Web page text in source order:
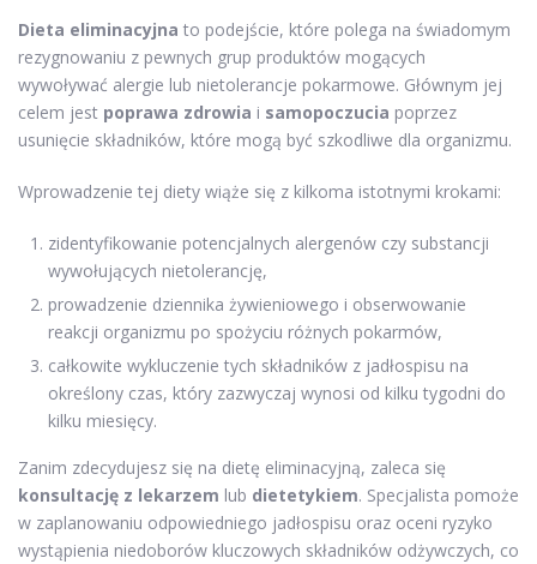
Dieta eliminacyjna to podejście, które polega na świadomym
rezygnowaniu z pewnych grup produktów mogących
wywoływać alergie lub nietolerancje pokarmowe. Głównym jej
celem jest poprawa zdrowia i samopoczucia poprzez
usunięcie składników, które mogą być szkodliwe dla organizmu.
Wprowadzenie tej diety wiąże się z kilkoma istotnymi krokami:
zidentyfikowanie potencjalnych alergenów czy substancji
wywołujących nietolerancję,
prowadzenie dziennika żywieniowego i obserwowanie
reakcji organizmu po spożyciu różnych pokarmów,
całkowite wykluczenie tych składników z jadłospisu na
określony czas, który zazwyczaj wynosi od kilku tygodni do
kilku miesięcy.
Zanim zdecydujesz się na dietę eliminacyjną, zaleca się
konsultację z lekarzem lub dietetykiem. Specjalista pomoże
w zaplanowaniu odpowiedniego jadłospisu oraz oceni ryzyko
wystąpienia niedoborów kluczowych składników odżywczych, co